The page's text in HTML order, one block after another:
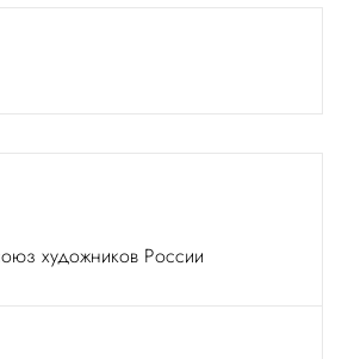
художников России